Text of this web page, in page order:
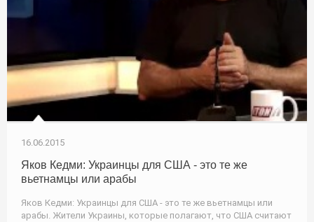
16.06.2015
Яков Кедми: Украинцы для США - это те же
вьетнамцы или арабы
Яков Кедми: Украинцы для США - это те же вьетнамцы или
арабы. Жители Украины, которые полагают, что США считают